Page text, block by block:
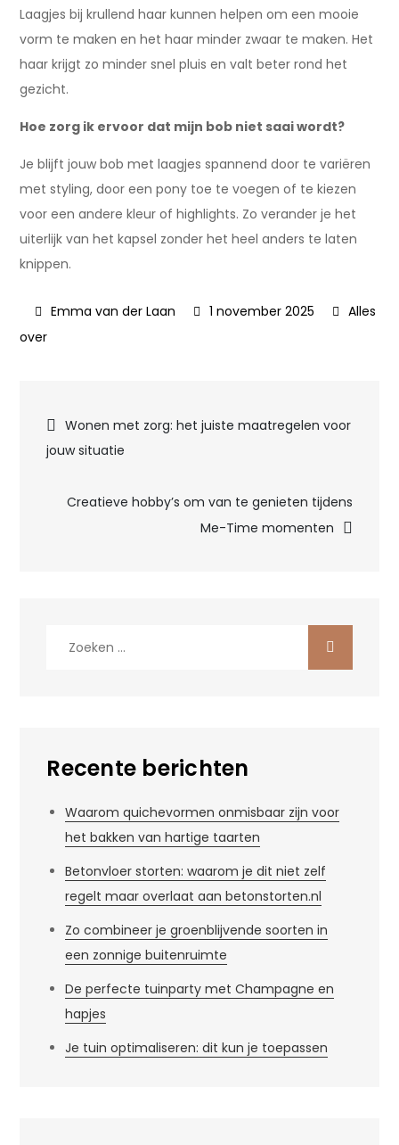
Laagjes bij krullend haar kunnen helpen om een mooie
vorm te maken en het haar minder zwaar te maken. Het
haar krijgt zo minder snel pluis en valt beter rond het
gezicht.
Hoe zorg ik ervoor dat mijn bob niet saai wordt?
Je blijft jouw bob met laagjes spannend door te variëren
met styling, door een pony toe te voegen of te kiezen
voor een andere kleur of highlights. Zo verander je het
uiterlijk van het kapsel zonder het heel anders te laten
knippen.
1 november 2025
Alles
over
Bericht
navigatie
Wonen met zorg: het juiste maatregelen voor
jouw situatie
Creatieve hobby’s om van te genieten tijdens
Me-Time momenten
Recente berichten
Waarom quichevormen onmisbaar zijn voor
het bakken van hartige taarten
Betonvloer storten: waarom je dit niet zelf
regelt maar overlaat aan betonstorten.nl
Zo combineer je groenblijvende soorten in
een zonnige buitenruimte
De perfecte tuinparty met Champagne en
hapjes
Je tuin optimaliseren: dit kun je toepassen